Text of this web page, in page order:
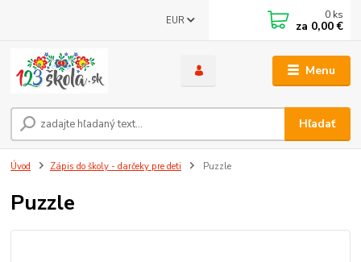
Menu
EUR
Hľadať
0 ks
za 0,00 €
Úvod Zápis do školy - darčeky pre deti Puzzle
Puzzle